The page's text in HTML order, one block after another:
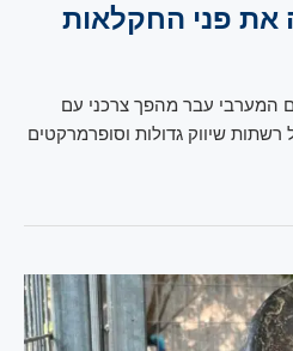
את פני החקלאות
ה-80 העולם המערבי עבר מהפך צרכני עם
שיווק גדולות וסופרמרקטים